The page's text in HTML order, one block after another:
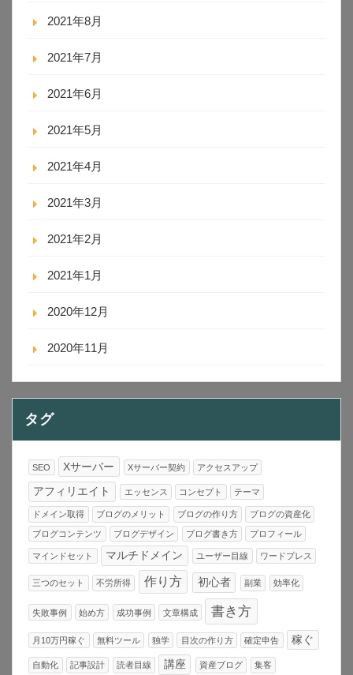
2021年8月
2021年7月
2021年6月
2021年5月
2021年4月
2021年3月
2021年2月
2021年1月
2020年12月
2020年11月
タグ
SEO Xサーバー Xサーバー契約 アクセスアップ
アフィリエイト エッセンス コンセプト テーマ
ドメイン取得 ブログのメリット ブログの作り方 ブログの資産化
ブログコンテンツ ブログデザイン ブログ書き方 プロフィール
マインドセット マルチドメイン ユーザー目線 ワードプレス
三つのセット 不労所得 作り方 初心者 副業 効率化
失敗事例 始め方 成功事例 文章構成 書き方
月10万円稼ぐ 無料ツール 独学 目次の作り方 確定申告 稼ぐ
自動化 記事設計 読者目線 講座 資産ブログ 集客